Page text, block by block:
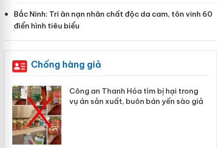
Bắc Ninh: Tri ân nạn nhân chất độc da cam, tôn vinh 60
điển hình tiêu biểu
Chống hàng giả
Công an Thanh Hóa tìm bị hại trong
vụ án sản xuất, buôn bán yến sào giả